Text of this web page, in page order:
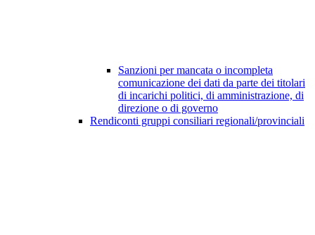
Sanzioni per mancata o incompleta
comunicazione dei dati da parte dei titolari
di incarichi politici, di amministrazione, di
direzione o di governo
Rendiconti gruppi consiliari regionali/provinciali